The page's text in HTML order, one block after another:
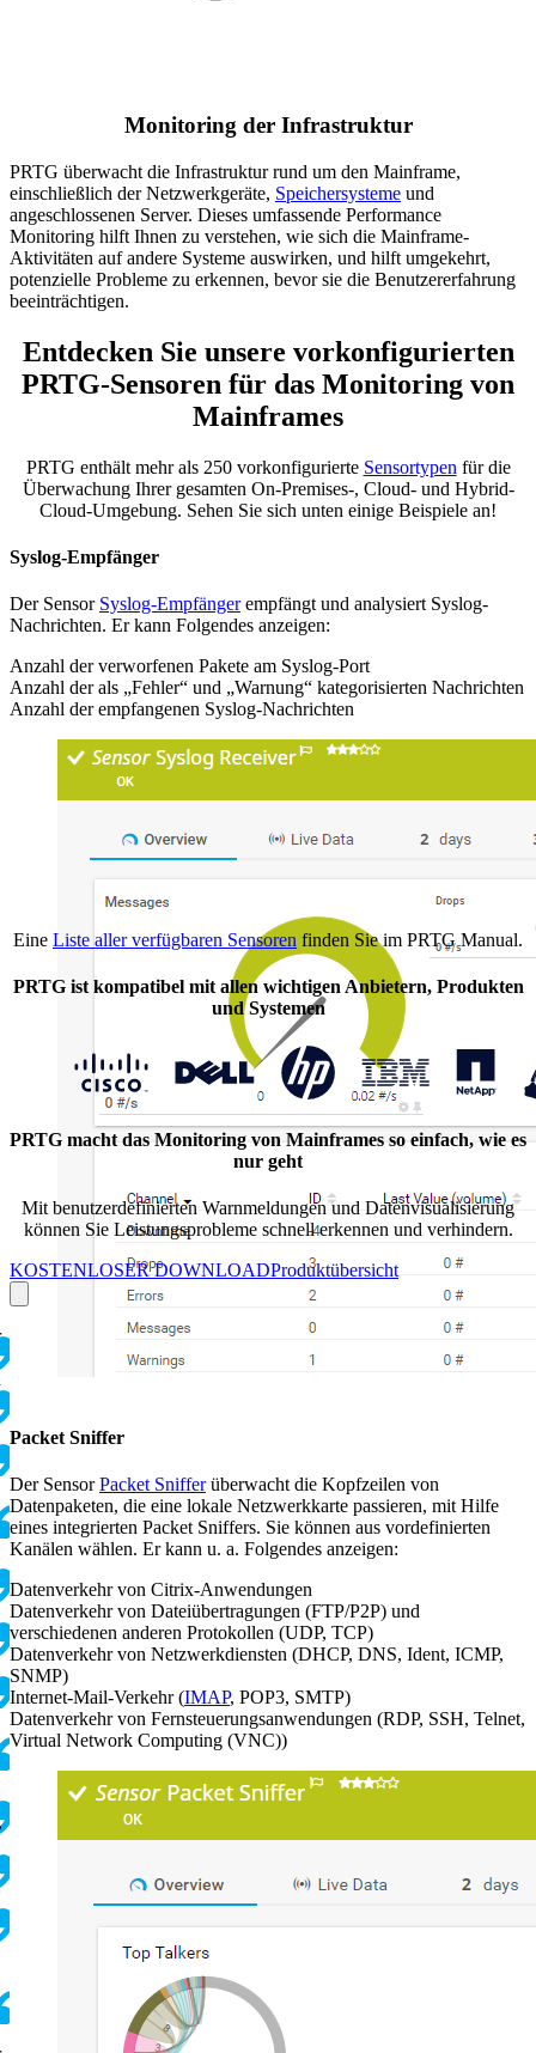
Monitoring der Infrastruktur
PRTG überwacht die Infrastruktur rund um den Mainframe,
einschließlich der Netzwerkgeräte, Speichersysteme und
angeschlossenen Server. Dieses umfassende Performance
Monitoring hilft Ihnen zu verstehen, wie sich die Mainframe-
Aktivitäten auf andere Systeme auswirken, und hilft umgekehrt,
potenzielle Probleme zu erkennen, bevor sie die Benutzererfahrung
beeinträchtigen.
Entdecken Sie unsere vorkonfigurierten
PRTG-Sensoren für das Monitoring von
Mainframes
PRTG enthält mehr als 250 vorkonfigurierte Sensortypen für die
Überwachung Ihrer gesamten On-Premises-, Cloud- und Hybrid-
Cloud-Umgebung. Sehen Sie sich unten einige Beispiele an!
Syslog-Empfänger
Der Sensor Syslog-Empfängerempfängt und analysiert Syslog-
Nachrichten. Er kann Folgendes anzeigen:
Anzahl der verworfenen Pakete am Syslog-Port
Anzahl der als „Fehler“ und „Warnung“ kategorisierten Nachrichten
Anzahl der empfangenen Syslog-Nachrichten
Packet Sniffer
Der SensorPacket Snifferüberwacht die Kopfzeilen von
Datenpaketen, die eine lokale Netzwerkkarte passieren, mit Hilfe
eines integrierten Packet Sniffers. Sie können aus vordefinierten
Kanälen wählen. Er kann u. a. Folgendes anzeigen:
Datenverkehr von Citrix-Anwendungen
Datenverkehr von Dateiübertragungen (FTP/P2P) und
verschiedenen anderen Protokollen (UDP, TCP)
Datenverkehr von Netzwerkdiensten (DHCP, DNS, Ident, ICMP,
SNMP)
Internet-Mail-Verkehr (IMAP, POP3, SMTP)
Datenverkehr von Fernsteuerungsanwendungen (RDP, SSH, Telnet,
Virtual Network Computing (VNC))
Eine Liste aller verfügbaren Sensoren finden Sie im PRTG Manual.
PRTG ist kompatibel mit allen wichtigen Anbietern, Produkten
und Systemen
PRTG macht das Monitoring von Mainframes so einfach, wie es
nur geht
Mit benutzerdefinierten Warnmeldungen und Datenvisualisierung
können Sie Leistungsprobleme schnell erkennen und verhindern.
KOSTENLOSER DOWNLOADProduktübersicht